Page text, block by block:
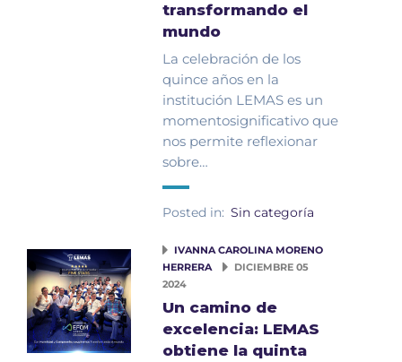
transformando el
mundo
La celebración de los
quince años en la
institución LEMAS es un
momentosignificativo que
nos permite reflexionar
sobre…
Posted in: Sin categoría
IVANNA CAROLINA MORENO
HERRERA
DICIEMBRE 05
2024
Un camino de
excelencia: LEMAS
obtiene la quinta